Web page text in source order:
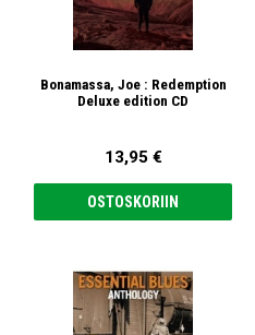
Bonamassa, Joe : Redemption
Deluxe edition CD
13,95 €
OSTOSKORIIN